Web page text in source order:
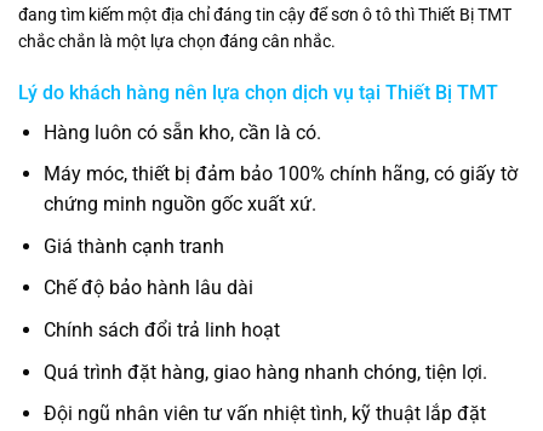
đang tìm kiếm một địa chỉ đáng tin cậy để sơn ô tô thì Thiết Bị TMT
chắc chắn là một lựa chọn đáng cân nhắc.
Lý do khách hàng nên lựa chọn dịch vụ tại Thiết Bị TMT
Hàng luôn có sẵn kho, cần là có.
Máy móc, thiết bị đảm bảo 100% chính hãng, có giấy tờ
chứng minh nguồn gốc xuất xứ.
Giá thành cạnh tranh
Chế độ bảo hành lâu dài
Chính sách đổi trả linh hoạt
Quá trình đặt hàng, giao hàng nhanh chóng, tiện lợi.
Đội ngũ nhân viên tư vấn nhiệt tình, kỹ thuật lắp đặt